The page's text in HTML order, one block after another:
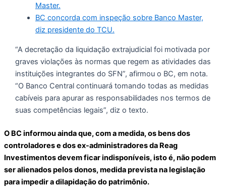
Master.
BC concorda com inspeção sobre Banco Master,
diz presidente do TCU.
“A decretação da liquidação extrajudicial foi motivada por
graves violações às normas que regem as atividades das
instituições integrantes do SFN”, afirmou o BC, em nota.
“O Banco Central continuará tomando todas as medidas
cabíveis para apurar as responsabilidades nos termos de
suas competências legais”, diz o texto.
O BC informou ainda que, com a medida, os bens dos
controladores e dos ex-administradores da Reag
Investimentos devem ficar indisponíveis, isto é, não podem
ser alienados pelos donos, medida prevista na legislação
para impedir a dilapidação do patrimônio.